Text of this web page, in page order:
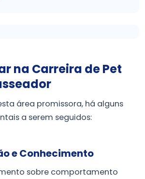
na Carreira de Pet
área promissora, há alguns
a serem seguidos:
e Conhecimento
sobre comportamento